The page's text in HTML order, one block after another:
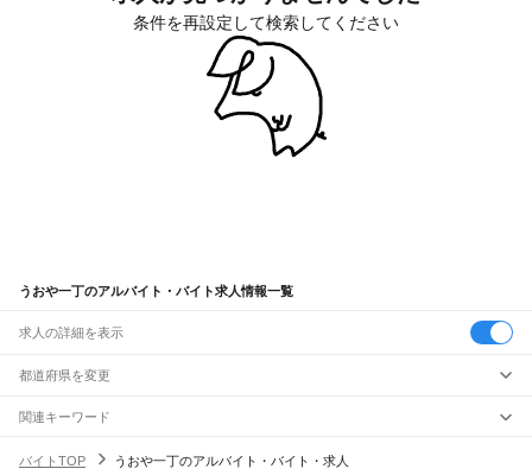
条件を再設定して検索してください
うおや一丁のアルバイト・バイト求人情報一覧
求人の詳細を表示
都道府県を変更
関連キーワード
バイトTOP
うおや一丁のアルバイト・バイト・求人